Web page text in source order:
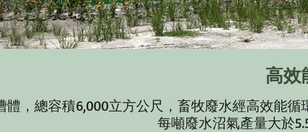
高效
體，總容積6,000立方公尺，畜牧廢水經高效能
每噸廢水沼氣產量大於